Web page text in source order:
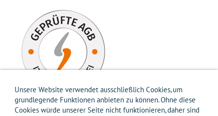
Unsere Website verwendet ausschließlich Cookies, um
grundlegende Funktionen anbieten zu können. Ohne diese
Cookies würde unserer Seite nicht funktionieren, daher sind